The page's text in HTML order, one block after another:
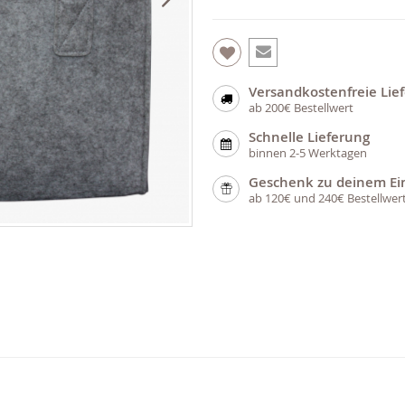
Versandkostenfreie
ab 200€ Bestellwert
Schnelle Lieferung
binnen 2-5 Werktagen
Geschenk zu deinem
ab 120€ und 240€